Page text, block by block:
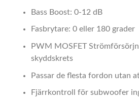
Bass Boost: 0-12 dB
Fasbrytare: 0 eller 180 grader
PWM MOSFET
skyddskrets
Passar de flesta fordon utan
Fjärrkontroll för subwoofer